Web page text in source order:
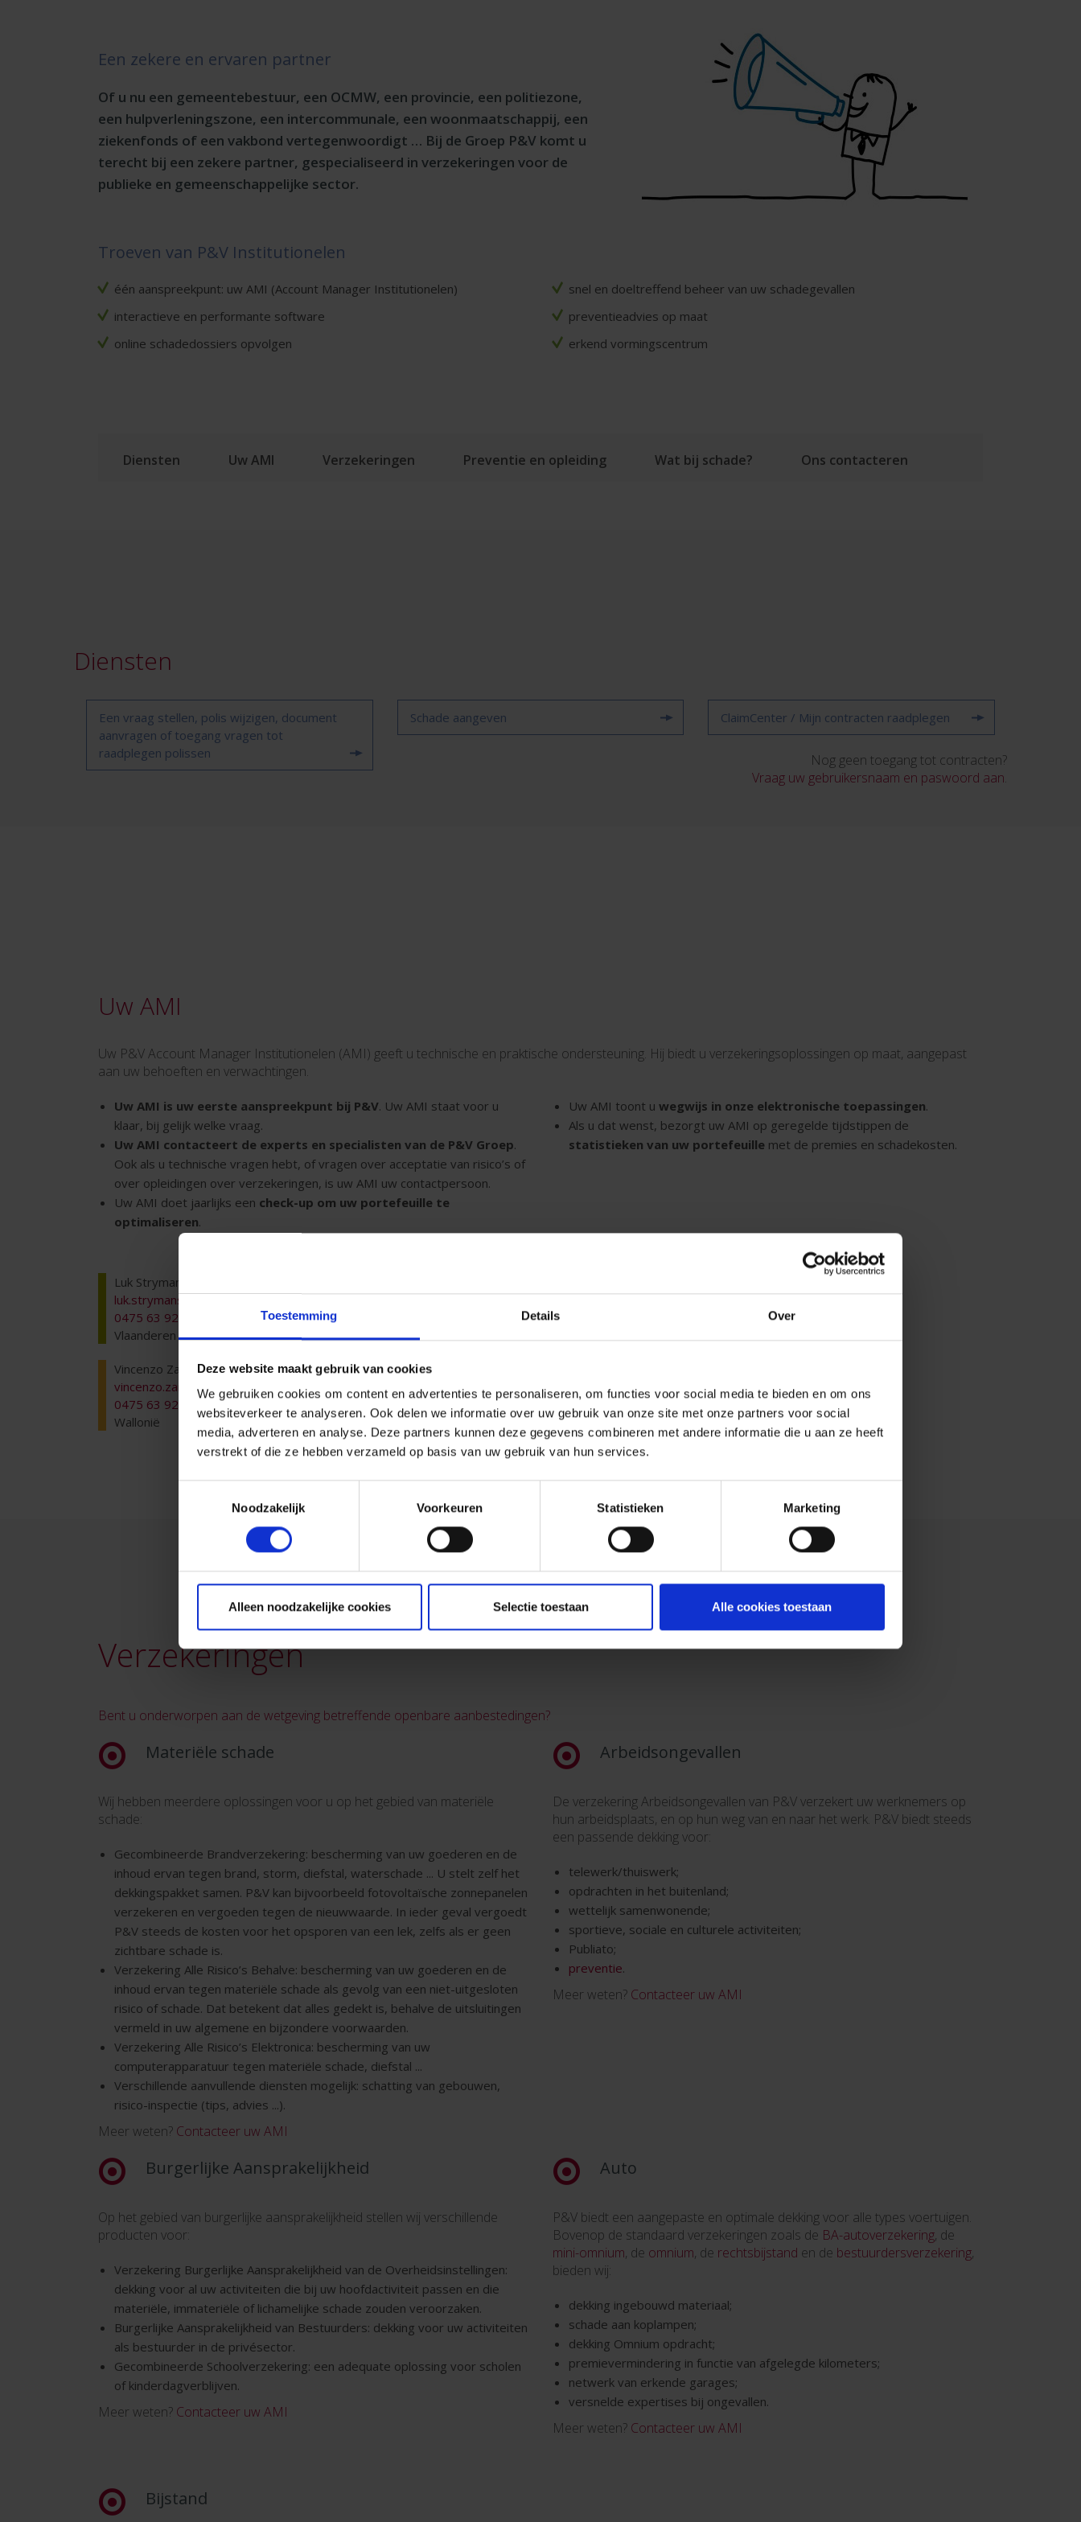
Toestemming Details Over
Deze website maakt gebruik van cookies
We gebruiken cookies om content en advertenties te personaliseren, om functies voor social media te bieden en om ons
websiteverkeer te analyseren. Ook delen we informatie over uw gebruik van onze site met onze partners voor social
media, adverteren en analyse. Deze partners kunnen deze gegevens combineren met andere informatie die u aan ze heeft
verstrekt of die ze hebben verzameld op basis van uw gebruik van hun services.
Noodzakelijk
Voorkeuren Statistieken Marketing
Alleen noodzakelijke cookies Selectie toestaan Alle cookies toestaan
Een zekere en ervaren partner
Of u nu een gemeentebestuur, een OCMW, een provincie, een politiezone,
een hulpverleningszone, een intercommunale, een woonmaatschappij, een
ziekenfonds of een vakbond vertegenwoordigt … Bij de Groep P&V komt u
terecht bij een zekere partner, gespecialiseerd in verzekeringen voor de
publieke en gemeenschappelijke sector.
Troeven van P&V Institutionelen
één aanspreekpunt: uw AMI (Account Manager Institutionelen)
interactieve en performante software
online schadedossiers opvolgen
snel en doeltreffend beheer van uw schadegevallen
preventieadvies op maat
erkend vormingscentrum
Diensten Uw AMI Verzekeringen Preventie en opleiding Wat bij schade? Ons contacteren
Diensten
Een vraag stellen, polis wijzigen, document
aanvragen of toegang vragen tot
raadplegen polissen
Schade aangeven ClaimCenter / Mijn contracten raadplegen
Nog geen toegang tot contracten?
Vraag uw gebruikersnaam en paswoord aan.
Uw AMI
Uw P&V Account Manager Institutionelen (AMI) geeft u technische en praktische ondersteuning. Hij biedt u verzekeringsoplossingen op maat, aangepast
aan uw behoeften en verwachtingen.
Uw AMI is uw eerste aanspreekpunt bij P&V. Uw AMI staat voor u
klaar, bij gelijk welke vraag.
Uw AMI contacteert de experts en specialisten van de P&V Groep.
Ook als u technische vragen hebt, of vragen over acceptatie van risico’s of
over opleidingen over verzekeringen, is uw AMI uw contactpersoon.
Uw AMI doet jaarlijks een check-up om uw portefeuille te
optimaliseren.
Uw AMI toont u wegwijs in onze elektronische toepassingen.
Als u dat wenst, bezorgt uw AMI op geregelde tijdstippen de
statistieken van uw portefeuille met de premies en schadekosten.
Luk Strymans
luk.strymans@pvgroup.be
0475 63 92 97
Vlaanderen
Vincenzo Zammuto
vincenzo.zammuto@pvgroup.be
0475 63 92 87
Wallonië
Verzekeringen
Bent u onderworpen aan de wetgeving betreffende openbare aanbestedingen?
Materiële schade
Wij hebben meerdere oplossingen voor u op het gebied van materiële
schade:
Gecombineerde Brandverzekering: bescherming van uw goederen en de
inhoud ervan tegen brand, storm, diefstal, waterschade ... U stelt zelf het
dekkingspakket samen. P&V kan bijvoorbeeld fotovoltaïsche zonnepanelen
verzekeren en vergoeden tegen de nieuwwaarde. In ieder geval vergoedt
P&V steeds de kosten voor het opsporen van een lek, zelfs als er geen
zichtbare schade is.
Verzekering Alle Risico’s Behalve: bescherming van uw goederen en de
inhoud ervan tegen materiële schade als gevolg van een niet-uitgesloten
risico of schade. Dat betekent dat alles gedekt is, behalve de uitsluitingen
vermeld in uw algemene en bijzondere voorwaarden.
Verzekering Alle Risico’s Elektronica: bescherming van uw
computerapparatuur tegen materiële schade, diefstal ...
Verschillende aanvullende diensten mogelijk: schatting van gebouwen,
risico-inspectie (tips, advies ...).
Meer weten? Contacteer uw AMI
Arbeidsongevallen
De verzekering Arbeidsongevallen van P&V verzekert uw werknemers op
hun arbeidsplaats, en op hun weg van en naar het werk. P&V biedt steeds
een passende dekking voor:
telewerk/thuiswerk;
opdrachten in het buitenland;
wettelijk samenwonende;
sportieve, sociale en culturele activiteiten;
Publiato;
preventie.
Meer weten? Contacteer uw AMI
Burgerlijke Aansprakelijkheid
Op het gebied van burgerlijke aansprakelijkheid stellen wij verschillende
producten voor:
Verzekering Burgerlijke Aansprakelijkheid van de Overheidsinstellingen:
dekking voor al uw activiteiten die bij uw hoofdactiviteit passen en die
materiële, immateriële of lichamelijke schade zouden veroorzaken.
Burgerlijke Aansprakelijkheid van Bestuurders: dekking voor uw activiteiten
als bestuurder in de privésector.
Gecombineerde Schoolverzekering: een adequate oplossing voor scholen
of kinderdagverblijven.
Meer weten? Contacteer uw AMI
Auto
P&V biedt een aangepaste en optimale dekking voor alle types voertuigen.
Bovenop de standaard verzekeringen zoals de BA-autoverzekering, de
mini-omnium, de omnium, de rechtsbijstand en de bestuurdersverzekering,
bieden wij:
dekking ingebouwd materiaal;
schade aan koplampen;
dekking Omnium opdracht;
premievermindering in functie van afgelegde kilometers;
netwerk van erkende garages;
versnelde expertises bij ongevallen.
Meer weten? Contacteer uw AMI
Bijstand